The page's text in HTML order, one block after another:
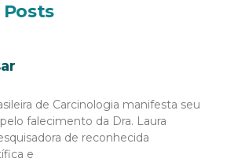
Posts
de Carcinologia manifesta seu
falecimento da Dra. Laura
de reconhecida
e